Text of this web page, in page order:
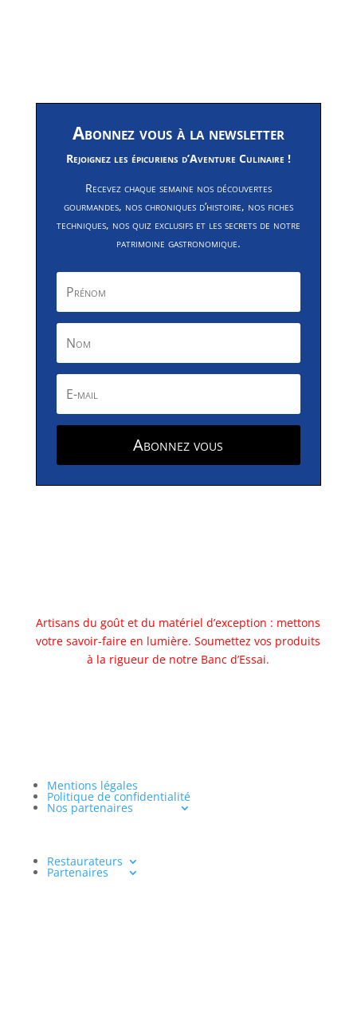
Abonnez vous à la newsletter
Rejoignez les épicuriens d’Aventure Culinaire !
Recevez chaque semaine nos découvertes
gourmandes, nos chroniques d’histoire, nos fiches
techniques, nos quiz exclusifs et les secrets de notre
patrimoine gastronomique.
Abonnez vous
Artisans du goût et du matériel d’exception : mettons
votre savoir-faire en lumière. Soumettez vos produits
à la rigueur de notre Banc d’Essai.
Mentions légales
Politique de confidentialité
Nos partenaires
Restaurateurs
Partenaires